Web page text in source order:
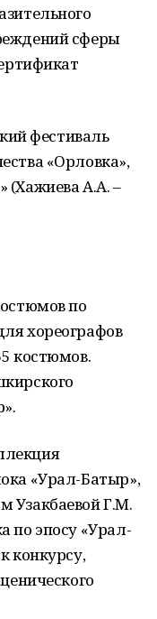
сферы
фестиваль
«Орловка»,
(Хажиева А.А. –
по
хореографов
костюмов.
«Урал-Батыр»,
Узакбаевой Г.М.
по эпосу «Урал-
конкурсу,